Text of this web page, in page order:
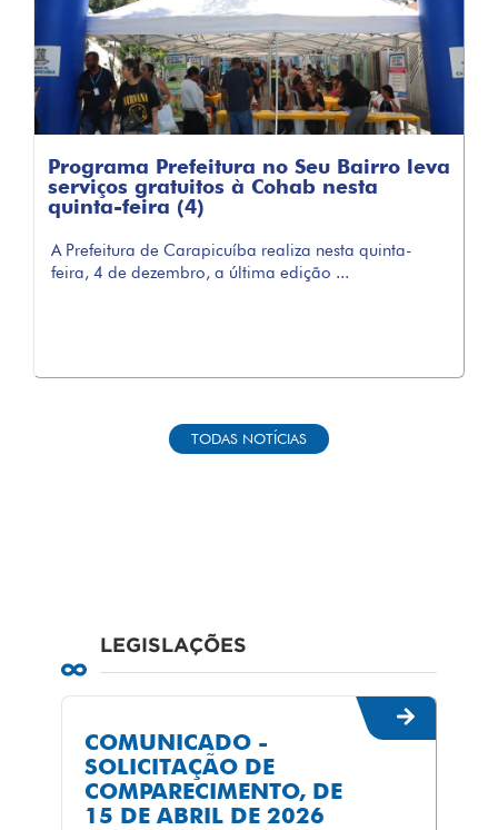
Programa Prefeitura no Seu Bairro leva
serviços gratuitos à Cohab nesta
quinta-feira (4)
A Prefeitura de Carapicuíba realiza nesta quinta-
feira, 4 de dezembro, a última edição ...
TODAS NOTÍCIAS
LEGISLAÇÕES
COMUNICADO -
SOLICITAÇÃO DE
COMPARECIMENTO, DE
15 DE ABRIL DE 2026